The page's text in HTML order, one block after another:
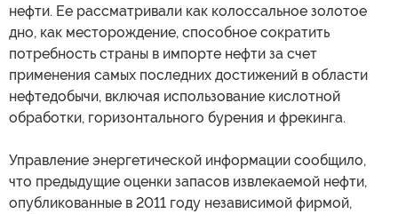
нефти. Ее рассматривали как колоссальное золотое
дно, как месторождение, способное сократить
потребность страны в импорте нефти за счет
применения самых последних достижений в области
нефтедобычи, включая использование кислотной
обработки, горизонтального бурения и фрекинга.
Управление энергетической информации сообщило,
что предыдущие оценки запасов извлекаемой нефти,
опубликованные в 2011 году независимой фирмой,